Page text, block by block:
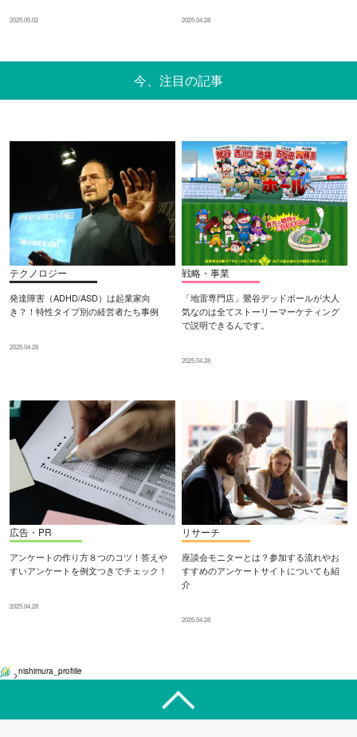
2025.05.02 2025.04.28
今、注目の記事
テクノロジー
発達障害（ADHD/ASD）は起業家向
き？！特性タイプ別の経営者たち事例
2025.04.28
戦略・事業
「地雷専門店」鶯谷デッドボールが大人
気なのは全てストーリーマーケティング
で説明できるんです。
2025.04.28
広告・PR
アンケートの作り方８つのコツ！答えや
すいアンケートを例文つきでチェック！
2025.04.28
リサーチ
座談会モニターとは？参加する流れやお
すすめのアンケートサイトについても紹
介
2025.04.28
>nishimura_profiile